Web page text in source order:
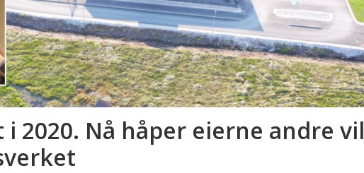
i 2020. Nå håper eierne andre vil